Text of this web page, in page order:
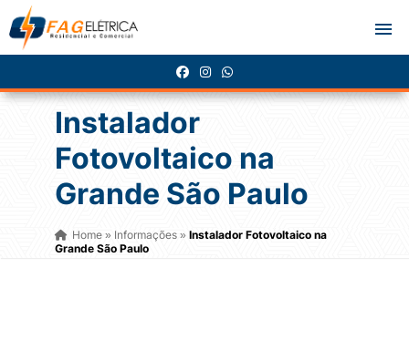
Instalador
Fotovoltaico na
Grande São Paulo
Home» Informações » Instalador Fotovoltaico na
Grande São Paulo